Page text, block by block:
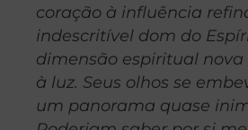
coração à influência
indescritível dom do
dimensão espiritual nova
à luz. Seus olhos se
um panorama quase